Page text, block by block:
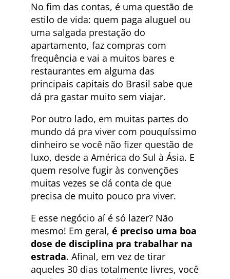
No fim das contas, é uma questão de
estilo de vida: quem paga aluguel ou
uma salgada prestação do
apartamento, faz compras com
frequência e vai a muitos bares e
restaurantes em alguma das
principais capitais do Brasil sabe que
dá pra gastar muito sem viajar.
Por outro lado, em muitas partes do
mundo dá pra viver com pouquíssimo
dinheiro se você não fizer questão de
luxo, desde a América do Sul à Ásia. E
quem resolve fugir às convenções
muitas vezes se dá conta de que
precisa de muito pouco pra viver.
E esse negócio aí é só lazer? Não
mesmo! Em geral, é preciso uma boa
dose de disciplina pra trabalhar na
estrada. Afinal, em vez de tirar
aqueles 30 dias totalmente livres, você